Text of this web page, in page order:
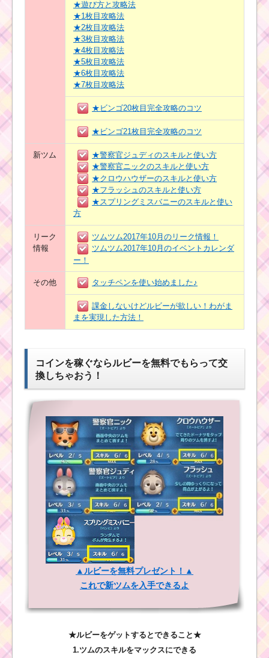
★遊び方と攻略法
★1枚目攻略法
★2枚目攻略法
★3枚目攻略法
★4枚目攻略法
★5枚目攻略法
★6枚目攻略法
★7枚目攻略法
★ビンゴ20枚目完全攻略のコツ
★ビンゴ21枚目完全攻略のコツ
新ツム
★警察官ジュディのスキルと使い方
★警察官ニックのスキルと使い方
★クロウハウザーのスキルと使い方
★フラッシュのスキルと使い方
★スプリングミスバニーのスキルと使い
方
リーク
情報
ツムツム2017年10月のリーク情報！
ツムツム2017年10月のイベントカレンダ
ー！
その他 タッチペンを使い始めました♪
課金しないけどルビーが欲しい！わがま
まを実現した方法！
コインを稼ぐならルビーを無料でもらって交
換しちゃおう！
▲ルビーを無料プレゼント！▲
これで新ツムを入手できるよ
★ルビーをゲットするとできること★
1.ツムのスキルをマックスにできる